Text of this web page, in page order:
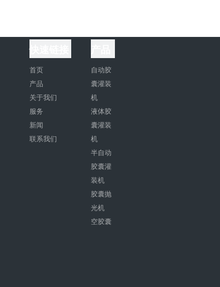
卸料高度
Dimensions
X1450（高）mm（见图1）
工作环境 湿度 20 左右
上一条:
下一条:
首页
产品
关于我们
服务
新闻
联系我们
自动胶
囊灌装
机
液体胶
囊灌装
机
半自动
胶囊灌
装机
胶囊抛
光机
空胶囊